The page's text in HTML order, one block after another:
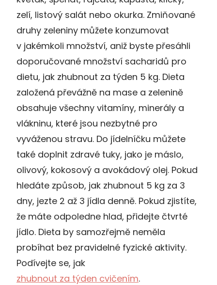
zelí, listový salát nebo okurka. Zmiňované
druhy zeleniny můžete konzumovat
v jakémkoli množství, aniž byste přesáhli
doporučované množství sacharidů pro
dietu, jak zhubnout za týden 5 kg. Dieta
založená převážně na mase a zelenině
obsahuje všechny vitamíny, minerály a
vlákninu, které jsou nezbytné pro
vyváženou stravu. Do jídelníčku můžete
také doplnit zdravé tuky, jako je máslo,
olivový, kokosový a avokádový olej. Pokud
hledáte způsob, jak zhubnout 5 kg za 3
dny, jezte 2 až 3 jídla denně. Pokud zjistíte,
že máte odpoledne hlad, přidejte čtvrté
jídlo. Dieta by samozřejmě neměla
probíhat bez pravidelné fyzické aktivity.
Podívejte se, jak
zhubnout za týden cvičením.